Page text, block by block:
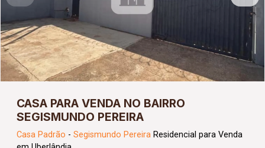
CASA PARA VENDA NO BAIRRO
SEGISMUNDO PEREIRA
Casa Padrão - Segismundo Pereira Residencial para Venda